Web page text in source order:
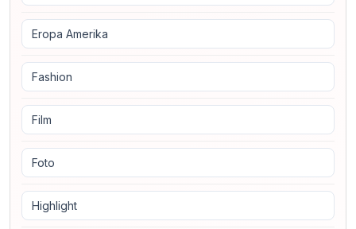
Eropa Amerika
Fashion
Film
Foto
Highlight